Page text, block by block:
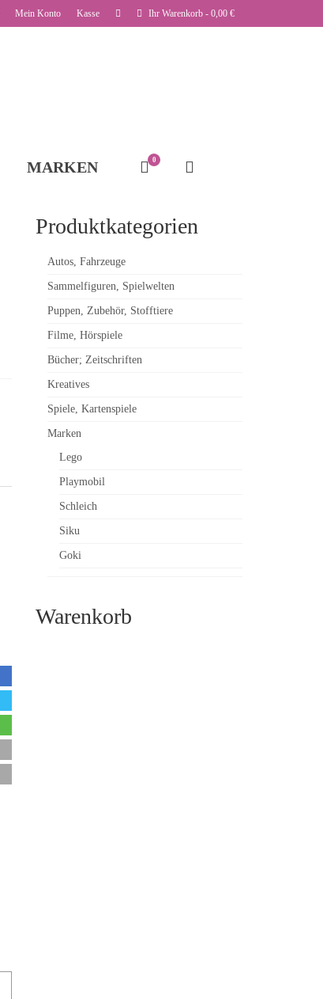
Mein Konto Kasse Ihr Warenkorb - 0,00 €
MARKEN 0
Produktkategorien
Autos, Fahrzeuge
Sammelfiguren, Spielwelten
Puppen, Zubehör, Stofftiere
Filme, Hörspiele
Bücher; Zeitschriften
Kreatives
Spiele, Kartenspiele
Marken
Lego
Playmobil
Schleich
Siku
Goki
Warenkorb